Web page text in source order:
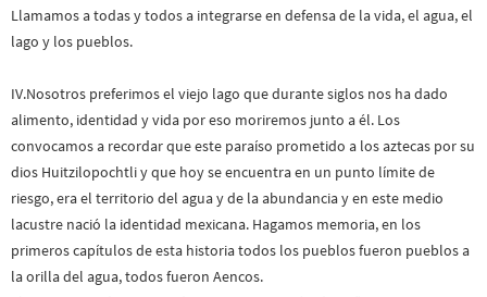
Llamamos a todas y todos a integrarse en defensa de la vida, el agua, el
lago y los pueblos.
IV.Nosotros preferimos el viejo lago que durante siglos nos ha dado
alimento, identidad y vida por eso moriremos junto a él. Los
convocamos a recordar que este paraíso prometido a los aztecas por su
dios Huitzilopochtli y que hoy se encuentra en un punto límite de
riesgo, era el territorio del agua y de la abundancia y en este medio
lacustre nació la identidad mexicana. Hagamos memoria, en los
primeros capítulos de esta historia todos los pueblos fueron pueblos a
la orilla del agua, todos fueron Aencos.